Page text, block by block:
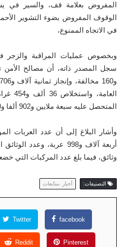
المفروض بعلامة قف، والسير في
الوقوف المفروض بضوء التشوير
في الاتجاه الممنوع،
وبخصوص عمليات المراقبة والزجر
المتحصل عليه سبعة ملايين و902 ألفا و150 درهما.
وأشار البلاغ إلى أن عدد العربات
وثائق، فيما بلغ عدد المركبات التي خضعت
التصنيفات: أخبار ،متابعات
facebook
Twitter
Pinterest
Reddit